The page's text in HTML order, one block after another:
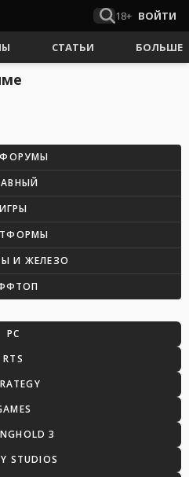
18+ ВОЙТИ
СТАТЬИ БОЛЬШЕ
ФОРУМЫ
ИГРЫ
И ЖЕЛЕЗО
PC
RTS
3
STUDIOS